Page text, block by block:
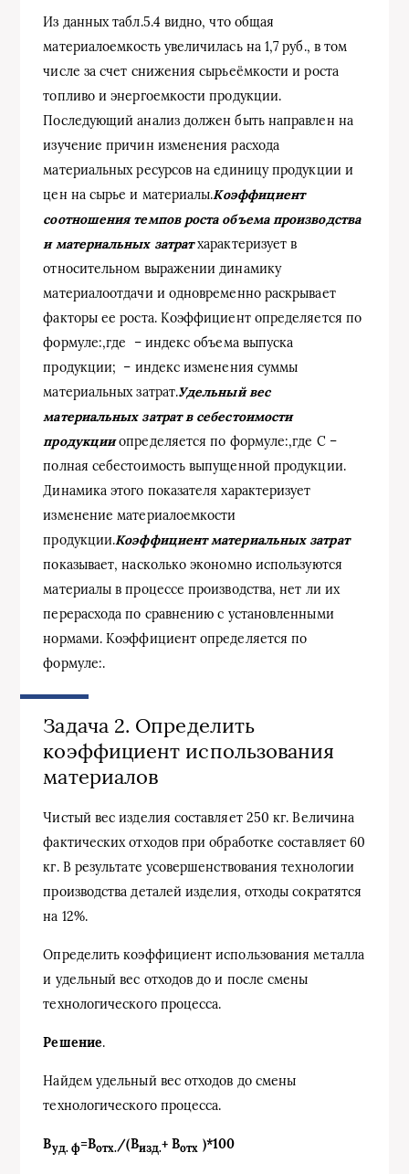
Из данных табл.5.4 видно, что общая
материалоемкость увеличилась на 1,7 руб., в том
числе за счет снижения сырьеёмкости и роста
топливо и энергоемкости продукции.
Последующий анализ должен быть направлен на
изучение причин изменения расхода
материальных ресурсов на единицу продукции и
цен на сырье и материалы.Коэффициент
соотношения темпов роста объема производства
и материальных затратхарактеризует в
относительном выражении динамику
материалоотдачи и одновременно раскрывает
факторы ее роста. Коэффициент определяется по
формуле:,где – индекс объема выпуска
продукции; – индекс изменения суммы
материальных затрат.Удельный вес
материальных затрат в себестоимости
продукцииопределяется по формуле:,где С –
полная себестоимость выпущенной продукции.
Динамика этого показателя характеризует
изменение материалоемкости
продукции.Коэффициент материальных затрат
показывает, насколько экономно используются
материалы в процессе производства, нет ли их
перерасхода по сравнению с установленными
нормами. Коэффициент определяется по
формуле:.
Задача 2. Определить
коэффициент использования
материалов
Чистый вес изделия составляет 250 кг. Величина
фактических отходов при обработке составляет 60
кг. В результате усовершенствования технологии
производства деталей изделия, отходы сократятся
на 12%.
Определить коэффициент использования металла
и удельный вес отходов до и после смены
технологического процесса.
Решение.
Найдем удельный вес отходов до смены
технологического процесса.
Вуд. ф=Вотх./(Визд.+ Вотх )*100